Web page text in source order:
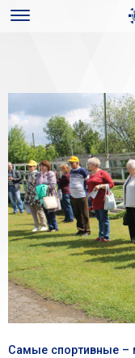
Самые спортивные –